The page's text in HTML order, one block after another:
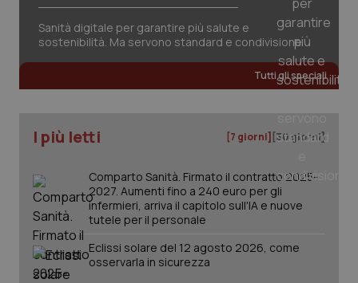
Veneto
Oncoematologia
Oncologia & Nutrizione
Psoriasi & pelle
Quotidiano Cardiologia
Quotidiano Chirurgia
Quotidiano Oncologia
Quotidiano Pediatria
Sanità digitale per garantire più salute e
sostenibilità. Ma servono standard e condivisione
Tutti gli speciali
I più letti [7 giorni] [30 giorni]
Comparto Sanità. Firmato il contratto 2025-
2027. Aumenti fino a 240 euro per gli
infermieri, arriva il capitolo sull'IA e nuove
tutele per il personale
Eclissi solare del 12 agosto 2026, come
osservarla in sicurezza
I cookie necessari contribuiscono a rendere fruibile il
VISITOR_PRIVACY_METADATA
YouTube